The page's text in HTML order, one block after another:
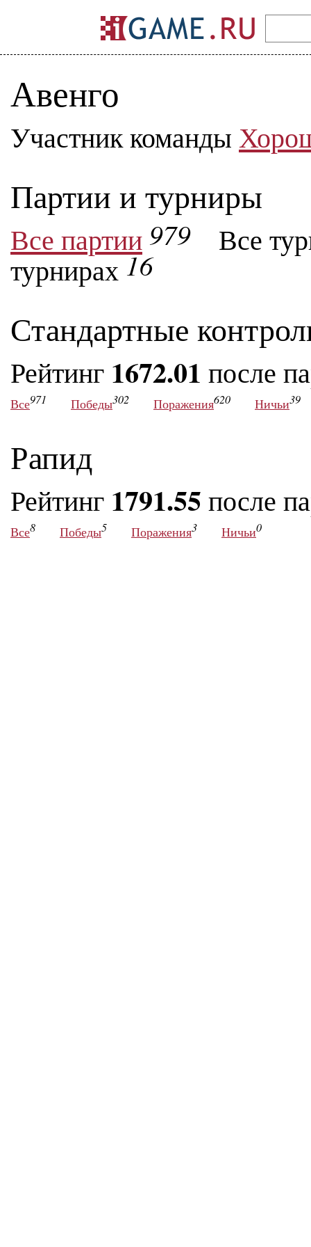
Авенго
Участник команды
Партии и турниры
Все партии 979
Все
турнирах16
Стандартные
Рейтинг 1672.01 после
Все971 Победы302 Поражения620 Ничьи39
Рапид
Рейтинг 1791.55 после
Все8 Победы5 Поражения3 Ничьи0